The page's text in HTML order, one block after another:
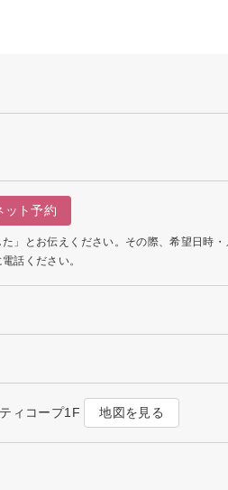
ット予約
」とお伝えください。その際、希望日時
話ください。
ィコープ1F 地図を見る